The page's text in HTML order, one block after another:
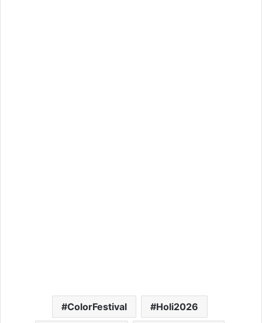
ColorFestival Holi2026